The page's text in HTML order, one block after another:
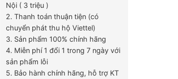
Nội ( 3 triệu )
2. Thanh toán thuận tiện (có
chuyển phát thu hộ Viettel)
3. Sản phẩm 100% chính hãng
4. Miễn phí 1 đổi 1 trong 7 ngày với
sản phẩm lỗi
5. Bảo hành chính hãng, hỗ trợ KT